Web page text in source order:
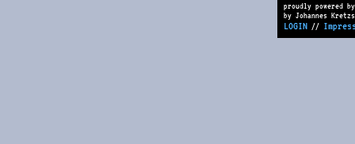
proudly powered
by Johannes
LOGIN //